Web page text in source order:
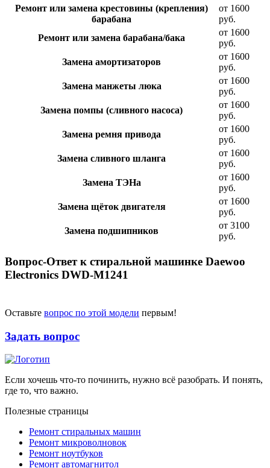
Ремонт или замена крестовины (крепления)
барабана
от 1600
руб.
Ремонт или замена барабана/бака
от 1600
руб.
Замена амортизаторов
от 1600
руб.
Замена манжеты люка
от 1600
руб.
Замена помпы (сливного насоса)
от 1600
руб.
Замена ремня привода
от 1600
руб.
Замена сливного шланга
от 1600
руб.
Замена ТЭНа
от 1600
руб.
Замена щёток двигателя
от 1600
руб.
Замена подшипников
от 3100
руб.
Вопрос-Ответ к стиральной машинке Daewoo
Electronics DWD-M1241
Оставьте вопрос по этой модели первым!
Задать вопрос
Если хочешь что-то починить, нужно всё разобрать. И понять,
где то, что важно.
Полезные страницы
Ремонт стиральных машин
Ремонт микроволновок
Ремонт ноутбуков
Ремонт автомагнитол